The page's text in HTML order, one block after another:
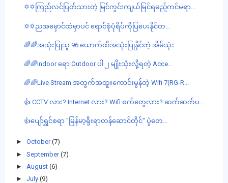
✡️✡️ကြည်လင်ပြတ်သားတဲ့ မြင်ကွင်းကျယ်မြင်ရမည့်ကင်မရာ...
✡️✡️ညအမှောင်ထဲမှာပင် ရောင်စုံပုံရိပ်ကိုပြပေးနိုင်တ...
🌈🌈အသုံးပြုသူ 96 ယောက်ထိအသုံးပြုနိုင်တဲ့ အိမ်သုံး...
🌈🌈Indoor ရော Outdoor ပါ ၂ မျိုးသုံးလို့ရတဲ့ Acce...
🌈🌈Live Stream အတွက်အထူးကောင်းမွန်တဲ့ Wifi 7(RG-R...
👍 CCTV လား? Internet လား? Wifi စက်တွေလား? ဆက်ဆက်ပ...
👍ပျော်ရွှင်စရာ "မြန်မာ့ရိုးရာတန်ဆောင်တိုင်" ပွဲတေ...
► October (7)
► September (7)
► August (6)
► July (9)